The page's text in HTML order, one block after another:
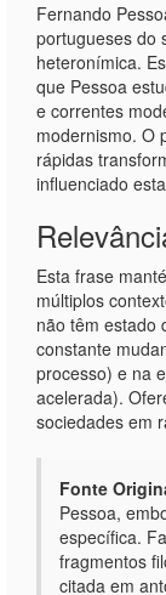
Fernando
portugueses do
heteronímica.
que Pessoa
e correntes
modernismo. O
rápidas
influenciado
Esta frase
múltiplos
não têm estado
constante
processo) e na
acelerada).
sociedades em
Fonte
Pessoa,
específica.
fragmentos
citada em